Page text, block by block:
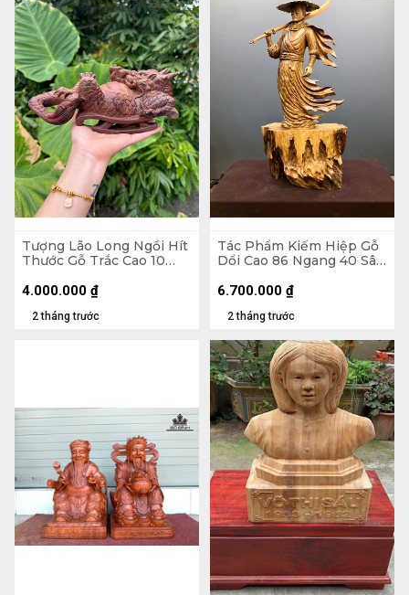
Tượng Lão Long Ngồi Hít
Thước Gỗ Trắc Cao 10
2 tháng trước
4.000.000 ₫
Tác Phẩm Kiếm Hiệp Gỗ
Dổi Cao 86 Ngang 40 Sâu
2 tháng trước
6.700.000 ₫